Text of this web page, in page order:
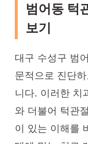
범어동 턱
보기
대구 수성구 범
문적으로 진단
니다. 이러한 치
와 더불어 턱관
이 있는 이해를